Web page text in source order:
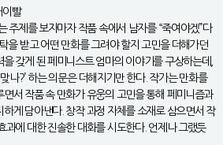
이빨
주제를 보자마자 작품 속에서 남자를 “죽여야겠”다
을 받고 어떤 만화를 그려야 할지 고민을 더해가던
갖게 된 페미니스트 엄마의 이야기를 구상하는데,
나?’ 하는 의문은 더해지기만 한다. 작가는 만화를
서 작품 속 만화가 유웅의 고민을 통해 페미니즘과
게 담아낸다. 창작 과정 자체를 소재로 삼으면서 작
과에 대한 진솔한 대화를 시도한다. 언제나 그랬듯